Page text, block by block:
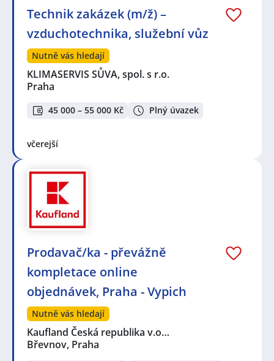
Technik zakázek (m/ž) –
vzduchotechnika, služební vůz
Nutně vás hledají
KLIMASERVIS SŮVA, spol. s r.o.
Praha
45 000 – 55 000 Kč Plný úvazek
včerejší
Prodavač/ka - převážně
kompletace online
objednávek, Praha - Vypich
Nutně vás hledají
Kaufland Česká republika v.o…
Břevnov, Praha